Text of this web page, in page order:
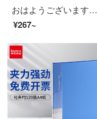
おはようございます。5 cmクラフトペーパーの入札書類袋、入札書の書類袋を25袋/包装します。
¥267~